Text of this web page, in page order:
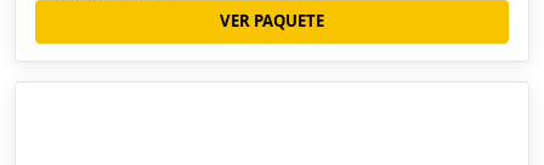
VER PAQUETE